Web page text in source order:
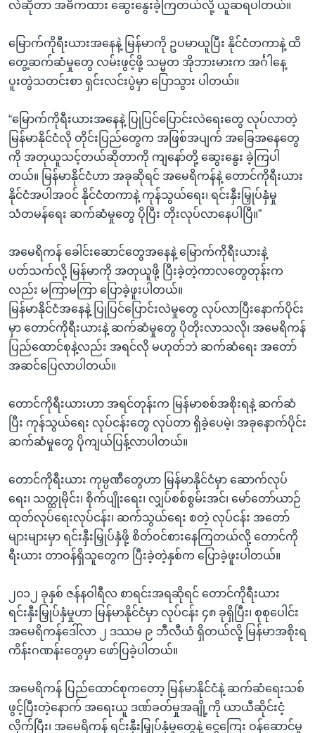
လဲဆိုတာ အဓိကထား ဆွေးနွေးခဲ့ကြတယ်လို့ ယူဆရပါတယ်။
မြောက်ကိုရီးယားအနေနဲ့ မြန်မာကို ဥပမာယူပြီး နိုင်ငံတကာနဲ့ ထိ
တွေ့ဆက်ဆံမှုတွေ လမ်းဖွင့်ဖို့ သမ္မတ အိုဘားမားက အင်္ဂါနေ့
ပူးတွဲသတင်းစာ ရှင်းလင်းပွဲမှာ ပြောသွား ပါတယ်။
“မြောက်ကိုရီးယားအနေနဲ့ ပြုပြင်ပြောင်းလဲရေးတွေ လုပ်လာတဲ့
မြန်မာနိုင်ငံလို တိုင်းပြည်တွေက အဖြစ်အပျက် အခြေအနေတွေ
ကို အတုယူသင့်တယ်ဆိုတာကို ကျနော်တို့ ဆွေးနွေး ခဲ့ကြပါ
တယ်။ မြန်မာနိုင်ငံဟာ အခုဆိုရင် အမေရိကန်နဲ့ တောင်ကိုရီးယား
နိုင်ငံအပါအဝင် နိုင်ငံတကာနဲ့ ကုန်သွယ်ရေး၊ ရင်းနှီးမြှုပ်နှံမှု
သံတမန်ရေး ဆက်ဆံမှုတွေ ပိုပြီး တိုးလုပ်လာနေပါပြီ။”
အမေရိကန် ခေါင်းဆောင်တွေအနေနဲ့ မြောက်ကိုရီးယားနဲ့
ပတ်သက်လို့ မြန်မာကို အတုယူဖို့ ပြီးခဲ့တဲ့ကာလတွေတုန်းက
လည်း မကြာမကြာ ပြောခဲ့ဖူးပါတယ်။
မြန်မာနိုင်ငံအနေနဲ့ ပြုပြင်ပြောင်းလဲမှုတွေ လုပ်လာပြီးနောက်ပိုင်း
မှာ တောင်ကိုရီးယားနဲ့ ဆက်ဆံမှုတွေ ပိုတိုးလာသလို၊ အမေရိကန်
ပြည်ထောင်စုနဲ့လည်း အရင်လို မဟုတ်ဘဲ ဆက်ဆံရေး အတော်
အဆင်ပြေလာပါတယ်။
တောင်ကိုရီးယားဟာ အရင်တုန်းက မြန်မာစစ်အစိုးရနဲ့ ဆက်ဆံ
ပြီး ကုန်သွယ်ရေး လုပ်ငန်းတွေ လုပ်တာ ရှိခဲ့ပေမဲ့၊ အခုနောက်ပိုင်း
ဆက်ဆံမှုတွေ ပိုကျယ်ပြန့်လာပါတယ်။
တောင်ကိုရီးယား ကုမ္ပဏီတွေဟာ မြန်မာနိုင်ငံမှာ ဆောက်လုပ်
ရေး၊ သတ္ထုမိုင်း၊ စိုက်ပျိုးရေး၊ လျှပ်စစ်စွမ်းအင်၊ မော်တော်ယာဉ်
ထုတ်လုပ်ရေးလုပ်ငန်း၊ ဆက်သွယ်ရေး စတဲ့ လုပ်ငန်း အတော်
များများမှာ ရင်းနှီးမြှုပ်နှံဖို့ စိတ်ဝင်စားနေကြတယ်လို့ တောင်ကို
ရီးယား တာဝန်ရှိသူတွေက ပြီးခဲ့တဲ့နှစ်က ပြောခဲ့ဖူးပါတယ်။
၂၀၁၂ ခုနှစ် ဇန်နဝါရီလ စာရင်းအရဆိုရင် တောင်ကိုရီးယား
ရင်းနှီးမြှုပ်နှံမှုဟာ မြန်မာနိုင်ငံမှာ လုပ်ငန်း ၄၈ ခုရှိပြီး၊ စုစုပေါင်း
အမေရိကန်ဒေါ်လာ ၂ ဒဿမ ၉ ဘီလီယံ ရှိတယ်လို့ မြန်မာအစိုးရ
ကိန်းဂဏန်းတွေမှာ ဖော်ပြခဲ့ပါတယ်။
အမေရိကန် ပြည်ထောင်စုကတော့ မြန်မာနိုင်ငံနဲ့ ဆက်ဆံရေးသစ်
ဖွင့်ပြီးတဲ့နောက် အရေးယူ ဒဏ်ခတ်မှုအချို့ကို ယာယီဆိုင်းငံ့
လိုက်ပြီး၊ အမေရိကန် ရင်းနှီးမြှုပ်နှံမှုတွေနဲ့ ငွေကြေး ဝန်ဆောင်မှု